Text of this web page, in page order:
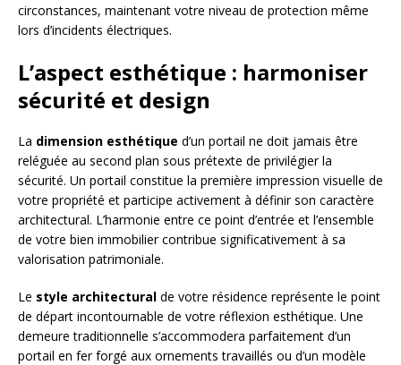
circonstances, maintenant votre niveau de protection même
lors d’incidents électriques.
L’aspect esthétique : harmoniser
sécurité et design
La dimension esthétique d’un portail ne doit jamais être
reléguée au second plan sous prétexte de privilégier la
sécurité. Un portail constitue la première impression visuelle de
votre propriété et participe activement à définir son caractère
architectural. L’harmonie entre ce point d’entrée et l’ensemble
de votre bien immobilier contribue significativement à sa
valorisation patrimoniale.
Le style architectural de votre résidence représente le point
de départ incontournable de votre réflexion esthétique. Une
demeure traditionnelle s’accommodera parfaitement d’un
portail en fer forgé aux ornements travaillés ou d’un modèle